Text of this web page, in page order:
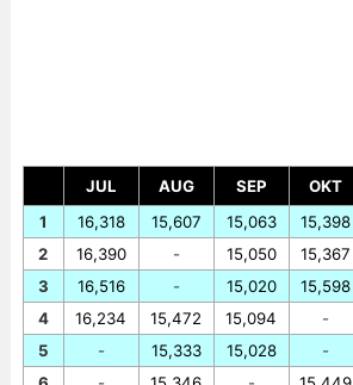
JUL AUG SEP OKT
1
2
3
4
5
16,318
16,390
16,516
16,234
-
15,607
-
-
15,472
15,333
15,063
15,050
15,020
15,094
15,028
15,398
15,367
15,598
-
-